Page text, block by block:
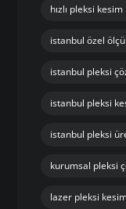
hızlı pleksi
istanbul özel
istanbul pleksi
istanbul pleksi
istanbul pleksi
kurumsal pleksi
lazer pleksi